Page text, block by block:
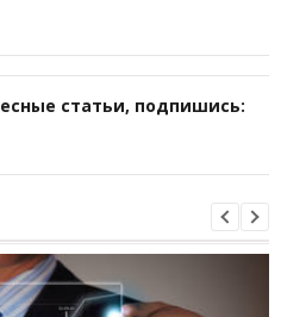
статьи, подпишись: